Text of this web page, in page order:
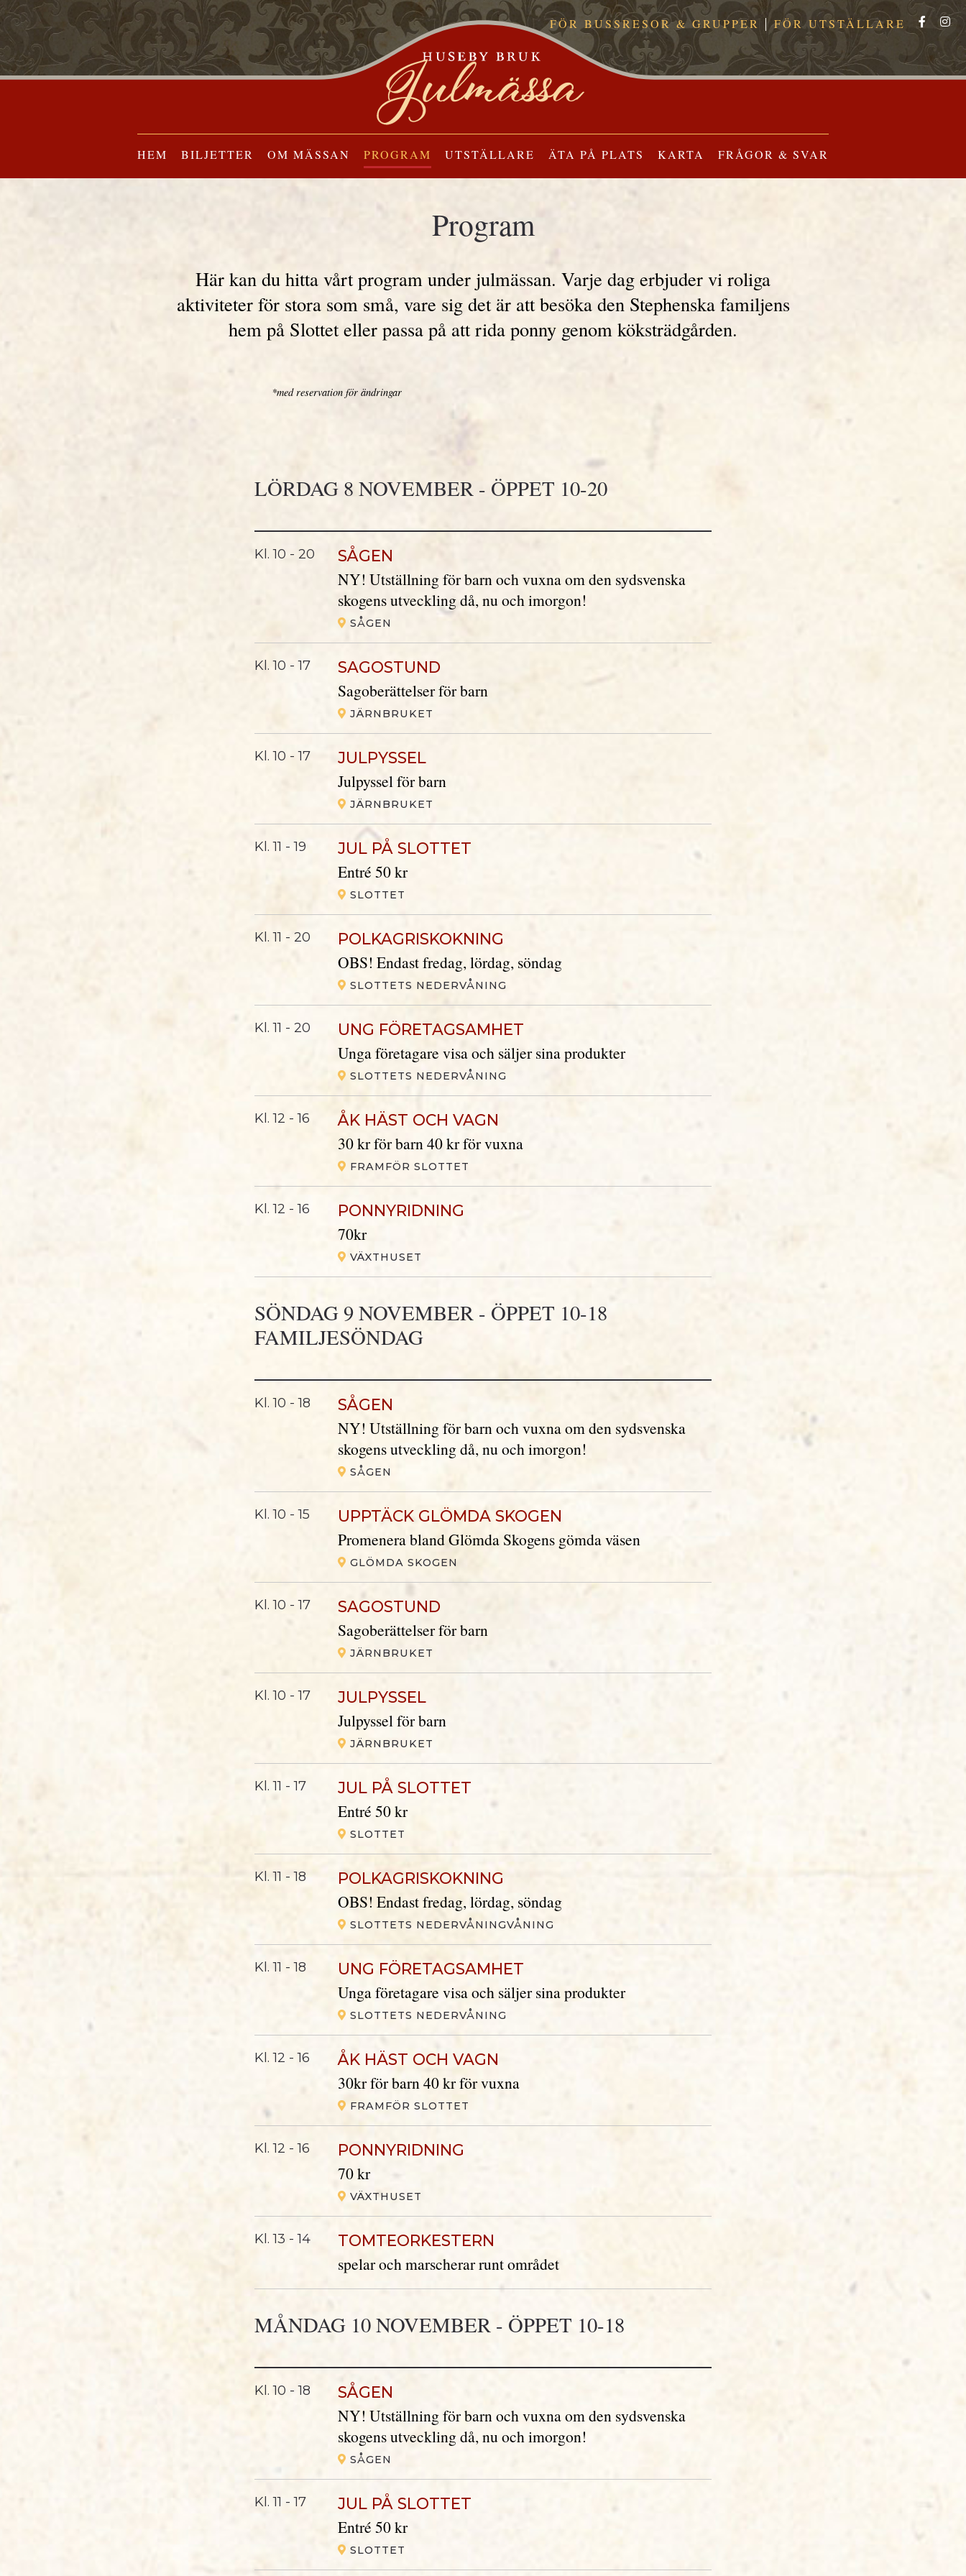
FÖR BUSSRESOR & GRUPPER FÖR UTSTÄLLARE
HEM BILJETTER OM MÄSSAN PROGRAM UTSTÄLLARE ÄTA PÅ PLATS KARTA FRÅGOR & SVAR
Program
Här kan du hitta vårt program under julmässan. Varje dag erbjuder vi roliga
aktiviteter för stora som små, vare sig det är att besöka den Stephenska familjens
hem på Slottet eller passa på att rida ponny genom köksträdgården.
*med reservation för ändringar
LÖRDAG 8 NOVEMBER - ÖPPET 10-20
Kl.10 - 20 SÅGEN
NY! Utställning för barn och vuxna om den sydsvenska
skogens utveckling då, nu och imorgon!
SÅGEN
Kl.10 - 17 SAGOSTUND
Sagoberättelser för barn
JÄRNBRUKET
Kl.10 - 17 JULPYSSEL
Julpyssel för barn
JÄRNBRUKET
Kl.11 - 19 JUL PÅ SLOTTET
Entré 50 kr
SLOTTET
Kl.11 - 20 POLKAGRISKOKNING
OBS! Endast fredag, lördag, söndag
SLOTTETS NEDERVÅNING
Kl.11 - 20 UNG FÖRETAGSAMHET
Unga företagare visa och säljer sina produkter
SLOTTETS NEDERVÅNING
Kl.12 - 16 ÅK HÄST OCH VAGN
30 kr för barn 40 kr för vuxna
FRAMFÖR SLOTTET
Kl.12 - 16 PONNYRIDNING
70kr
VÄXTHUSET
SÖNDAG 9 NOVEMBER - ÖPPET 10-18
FAMILJESÖNDAG
Kl.10 - 18 SÅGEN
NY! Utställning för barn och vuxna om den sydsvenska
skogens utveckling då, nu och imorgon!
SÅGEN
Kl.10 - 15 UPPTÄCK GLÖMDA SKOGEN
Promenera bland Glömda Skogens gömda väsen
GLÖMDA SKOGEN
Kl.10 - 17 SAGOSTUND
Sagoberättelser för barn
JÄRNBRUKET
Kl.10 - 17 JULPYSSEL
Julpyssel för barn
JÄRNBRUKET
Kl.11 - 17 JUL PÅ SLOTTET
Entré 50 kr
SLOTTET
Kl.11 - 18 POLKAGRISKOKNING
OBS! Endast fredag, lördag, söndag
SLOTTETS NEDERVÅNINGVÅNING
Kl.11 - 18 UNG FÖRETAGSAMHET
Unga företagare visa och säljer sina produkter
SLOTTETS NEDERVÅNING
Kl.12 - 16 ÅK HÄST OCH VAGN
30kr för barn 40 kr för vuxna
FRAMFÖR SLOTTET
Kl.12 - 16 PONNYRIDNING
70 kr
VÄXTHUSET
Kl.13 - 14 TOMTEORKESTERN
spelar och marscherar runt området
MÅNDAG 10 NOVEMBER - ÖPPET 10-18
Kl.10 - 18 SÅGEN
NY! Utställning för barn och vuxna om den sydsvenska
skogens utveckling då, nu och imorgon!
SÅGEN
Kl.11 - 17 JUL PÅ SLOTTET
Entré 50 kr
SLOTTET